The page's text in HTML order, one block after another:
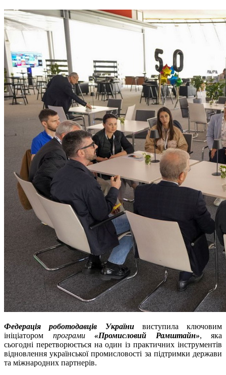
Федерація роботодавців Українивиступила ключовим
ініціатором програми «Промисловий Рамштайн», яка
сьогодні перетворюється на один із практичних інструментів
відновлення української промисловості за підтримки держави
та міжнародних партнерів.